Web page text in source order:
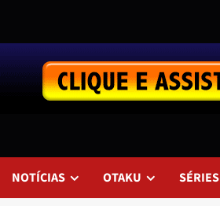
NOTÍCIAS OTAKU SÉRIES